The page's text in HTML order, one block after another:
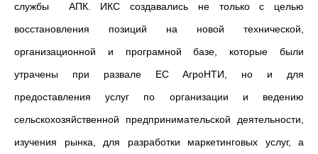
службы АПК. ИКС создавались не только с целью
восстановления позиций на новой технической,
организационной и програмной базе, которые были
утрачены при развале ЕС АгроНТИ, но и для
предоставления услуг по организации и ведению
сельскохозяйственной предпринимательской деятельности,
изучения рынка, для разработки маркетинговых услуг, а